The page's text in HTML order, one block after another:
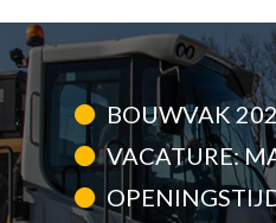
BOUWVAK
VACATURE: